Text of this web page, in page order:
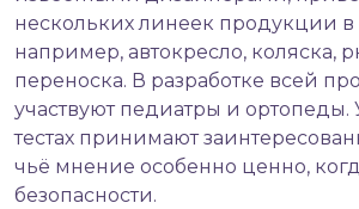
нескольких линеек продукции
например, автокресло, коляска,
переноска. В разработке всей
участвуют педиатры и ортопеды.
тестах принимают
чьё мнение особенно ценно,
безопасности.